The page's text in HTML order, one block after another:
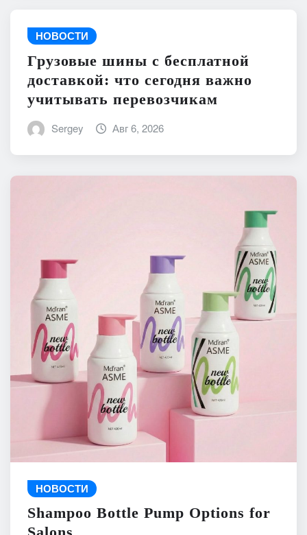
НОВОСТИ
Грузовые шины с бесплатной
доставкой: что сегодня важно
учитывать перевозчикам
Sergey Авг 6, 2026
НОВОСТИ
Shampoo Bottle Pump Options for